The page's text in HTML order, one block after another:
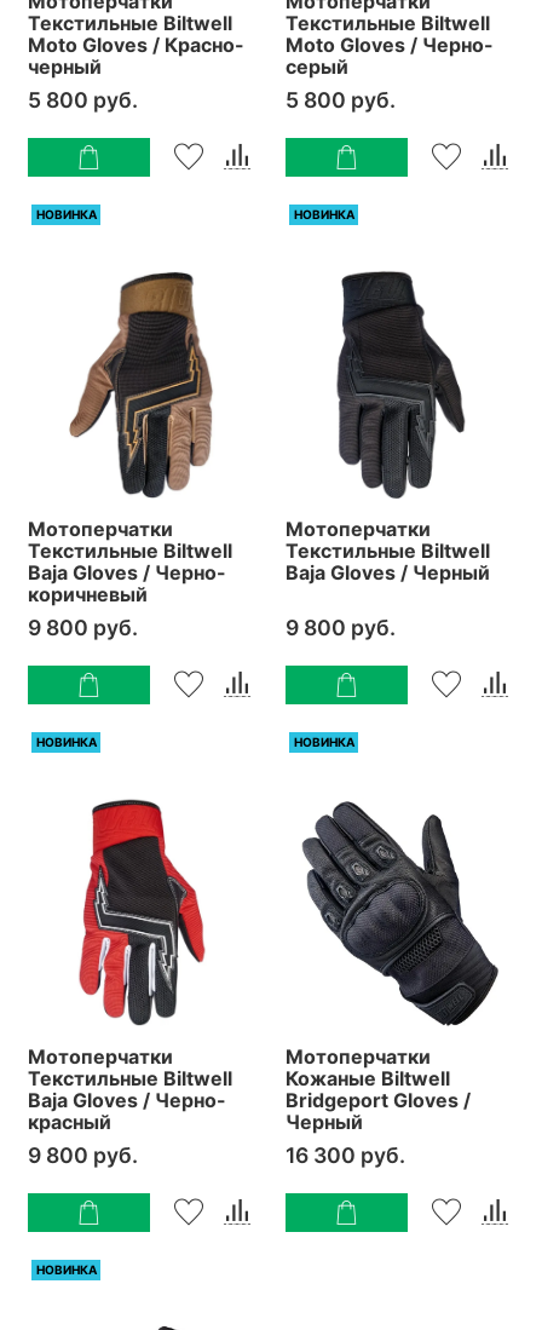
Текстильные Biltwell
Moto Gloves / Красно-
черный
5 800 руб.
Текстильные Biltwell
Moto Gloves / Черно-
серый
5 800 руб.
НОВИНКА
Мотоперчатки
Текстильные Biltwell
Baja Gloves / Черно-
коричневый
9 800 руб.
НОВИНКА
Мотоперчатки
Текстильные Biltwell
Baja Gloves / Черный
9 800 руб.
НОВИНКА
Мотоперчатки
Текстильные Biltwell
Baja Gloves / Черно-
красный
9 800 руб.
НОВИНКА
Мотоперчатки
Кожаные Biltwell
Bridgeport Gloves /
Черный
16 300 руб.
НОВИНКА